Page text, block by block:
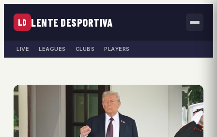
LD LENTE DESPORTIVA
LIVE LEAGUES CLUBS PLAYERS